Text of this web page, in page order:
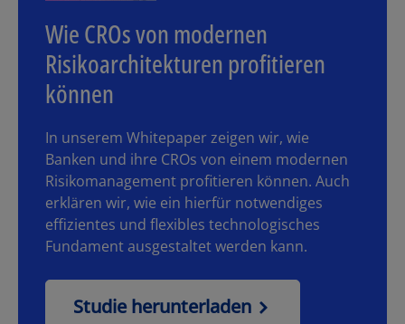
Wie CROs von modernen
Risikoarchitekturen profitieren
können
In unserem Whitepaper zeigen wir, wie
Banken und ihre CROs von einem modernen
Risikomanagement profitieren können. Auch
erklären wir, wie ein hierfür notwendiges
effizientes und flexibles technologisches
Fundament ausgestaltet werden kann.
Studie herunterladen